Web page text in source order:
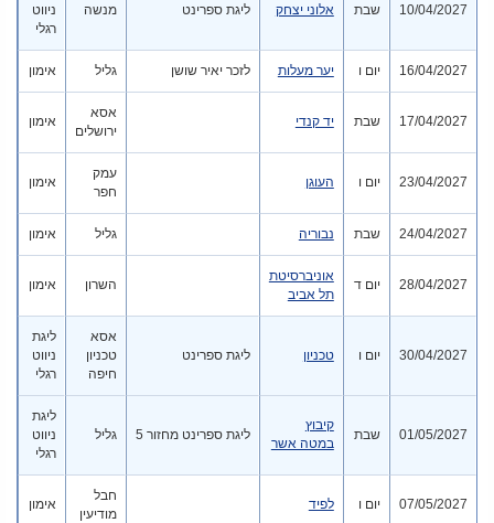
10/04/2027 שבת אלוני יצחק ליגת ספרינט מנשה
ניווט
רגלי
16/04/2027 יום ו יער מעלות לזכר יאיר שושן גליל אימון
17/04/2027 שבת יד קנדי
אסא
ירושלים
אימון
23/04/2027 יום ו העוגן
עמק
חפר
אימון
24/04/2027 שבת נבוריה גליל אימון
28/04/2027 יום ד
אוניברסיטת
תל אביב
השרון אימון
30/04/2027 יום ו טכניון ליגת ספרינט
אסא
טכניון
חיפה
ליגת
ניווט
רגלי
01/05/2027 שבת
קיבוץ
במטה אשר
ליגת ספרינט מחזור 5 גליל
ליגת
ניווט
רגלי
07/05/2027 יום ו לפיד
חבל
מודיעין
אימון